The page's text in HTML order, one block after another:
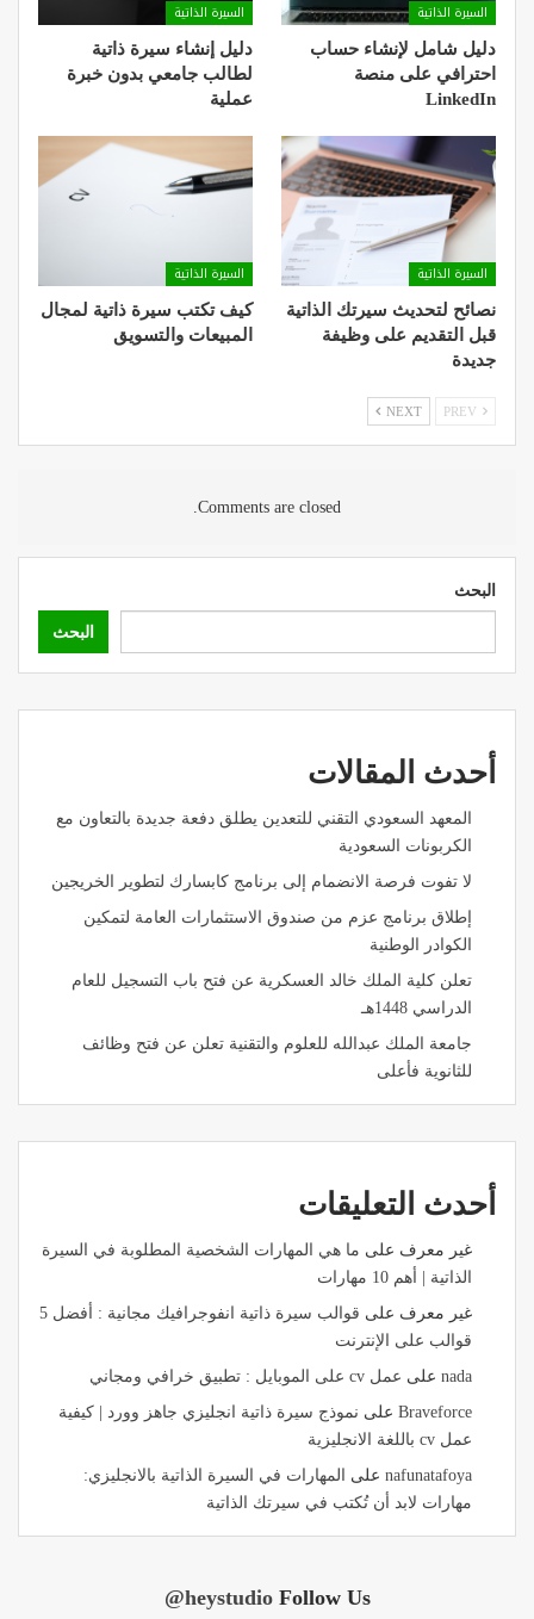
السيرة الذاتية
دليل شامل لإنشاء حساب
احترافي على منصة
LinkedIn
السيرة الذاتية
دليل إنشاء سيرة ذاتية
لطالب جامعي بدون خبرة
عملية
السيرة الذاتية
نصائح لتحديث سيرتك الذاتية
قبل التقديم على وظيفة
جديدة
السيرة الذاتية
كيف تكتب سيرة ذاتية لمجال
المبيعات والتسويق
NEXT
Comments are closed.
البحث
البحث
أحدث المقالات
المعهد السعودي التقني للتعدين يطلق دفعة جديدة بالتعاون مع
الكربونات السعودية
لا تفوت فرصة الانضمام إلى برنامج كابسارك لتطوير الخريجين
إطلاق برنامج عزم من صندوق الاستثمارات العامة لتمكين
الكوادر الوطنية
تعلن كلية الملك خالد العسكرية عن فتح باب التسجيل للعام
الدراسي 1448هـ
جامعة الملك عبدالله للعلوم والتقنية تعلن عن فتح وظائف
للثانوية فأعلى
أحدث التعليقات
غير معرف على ما هي المهارات الشخصية المطلوبة في السيرة
الذاتية | أهم 10 مهارات
غير معرف على
قوالب سيرة ذاتية انفوجرافيك مجانية : أفضل 5
قوالب على الإنترنت
nada على عمل cv على الموبايل : تطبيق خرافي ومجاني
Braveforce على نموذج سيرة ذاتية انجليزي جاهز وورد | كيفية
عمل cv باللغة الانجليزية
nafunatafoya على
المهارات في السيرة الذاتية بالانجليزي:
مهارات لابد أن تُكتب في سيرتك الذاتية
Follow Us
@heystudio